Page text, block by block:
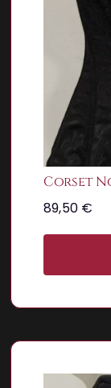
Corset
89,50 €